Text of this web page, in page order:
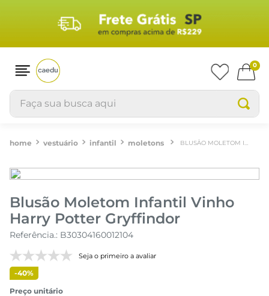
0
Faça sua busca aqui
vestuário infantil moletons
Blusão Moletom Infantil Vinho
Harry Potter Gryffindor
Referência.: B30304160012104
Seja o primeiro a avaliar
-40%
Preço unitário